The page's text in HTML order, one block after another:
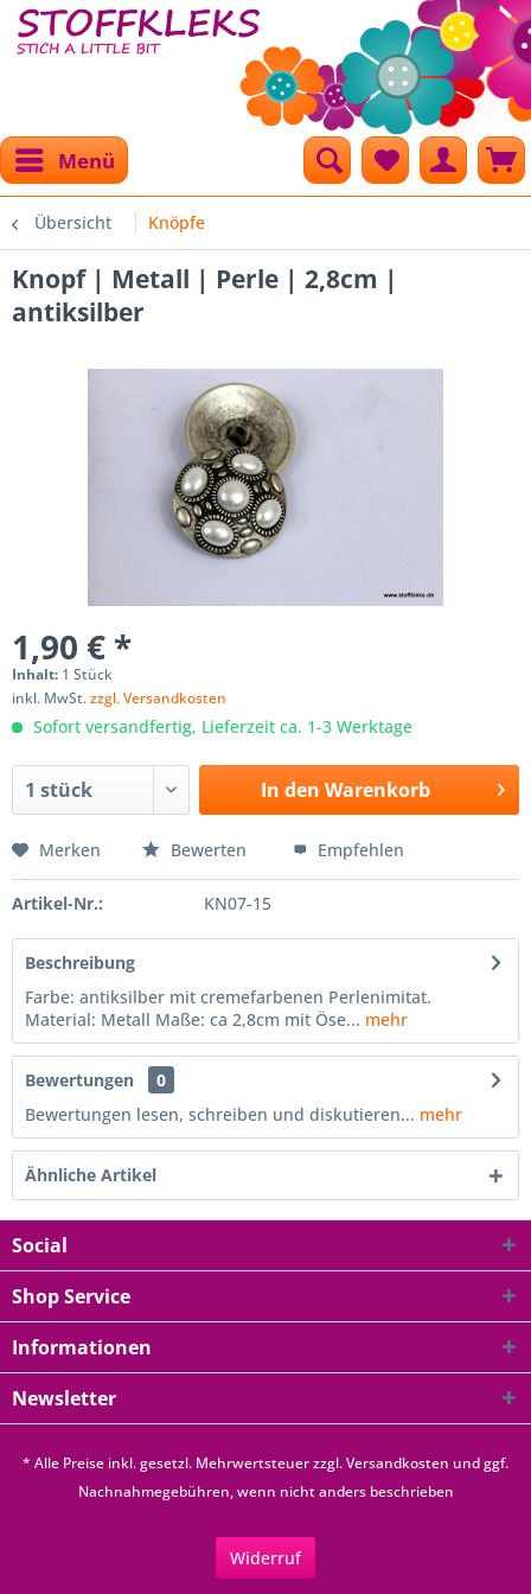
Menü
Übersicht Knöpfe
Knopf | Metall | Perle | 2,8cm |
antiksilber
1,90 € *
Inhalt: 1 Stück
inkl. MwSt.zzgl. Versandkosten
Sofort versandfertig, Lieferzeit ca. 1-3 Werktage
In den Warenkorb
Merken Bewerten Empfehlen
Artikel-Nr.: KN07-15
Beschreibung
Farbe: antiksilber mit cremefarbenen Perlenimitat.
Material: Metall Maße: ca 2,8cm mit Öse... mehr
Bewertungen
0
Bewertungen lesen, schreiben und diskutieren... mehr
Ähnliche Artikel
Social
Shop Service
Informationen
Newsletter
* Alle Preise inkl. gesetzl. Mehrwertsteuer zzgl.Versandkosten und ggf.
Nachnahmegebühren, wenn nicht anders beschrieben
Widerruf